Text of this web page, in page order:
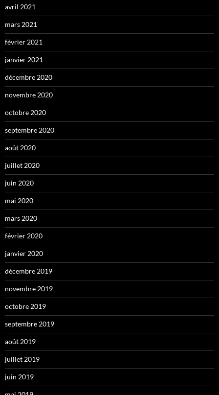
avril 2021
mars 2021
février 2021
janvier 2021
décembre 2020
novembre 2020
octobre 2020
septembre 2020
août 2020
juillet 2020
juin 2020
mai 2020
mars 2020
février 2020
janvier 2020
décembre 2019
novembre 2019
octobre 2019
septembre 2019
août 2019
juillet 2019
juin 2019